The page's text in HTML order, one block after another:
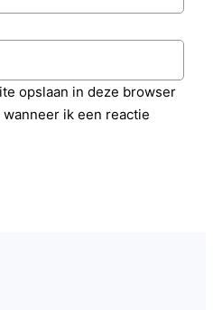
opslaan in deze browser
ik een reactie